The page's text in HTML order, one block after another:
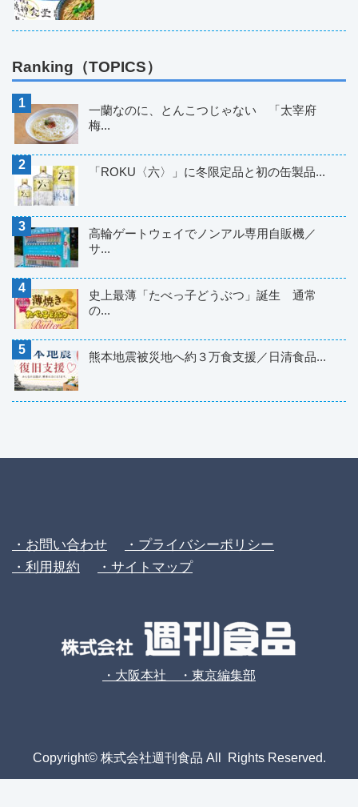
Ranking（TOPICS）
一蘭なのに、とんこつじゃない 「太宰府
梅...
「ROKU〈六〉」に冬限定品と初の缶製品...
高輪ゲートウェイでノンアル専用自販機／
サ...
史上最薄「たべっ子どうぶつ」誕生 通常
の...
熊本地震被災地へ約３万食支援／日清食品...
・お問い合わせ
・プライバシーポリシー
・利用規約
・サイトマップ
・大阪本社 ・東京編集部
Copyright© 株式会社週刊食品 All Rights Reserved.